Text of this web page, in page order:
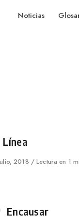
Noticias
Línea
2018 Lectura en 1
Category
Encausar